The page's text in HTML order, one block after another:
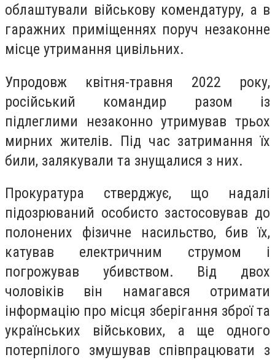
облаштували військову комендатуру, а в
гаражних приміщеннях поруч незаконне
місце утримання цивільних.
Упродовж квітня-травня 2022 року,
російський командир разом із
підлеглими незаконно утримував трьох
мирних жителів. Під час затримання їх
били, залякували та знущалися з них.
Прокуратура стверджує, що надалі
підозрюваний особисто застосовував до
полонених фізичне насильство, бив їх,
катував електричним струмом і
погрожував убивством. Від двох
чоловіків він намагався отримати
інформацію про місця зберігання зброї та
українських військових, а ще одного
потерпілого змушував співпрацювати з